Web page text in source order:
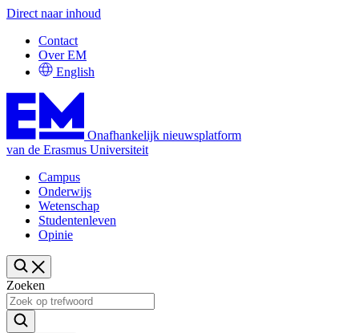
Direct naar inhoud
Contact
Over EM
English
Onafhankelijk nieuwsplatform
van de Erasmus Universiteit
Campus
Onderwijs
Wetenschap
Studentenleven
Opinie
Zoeken